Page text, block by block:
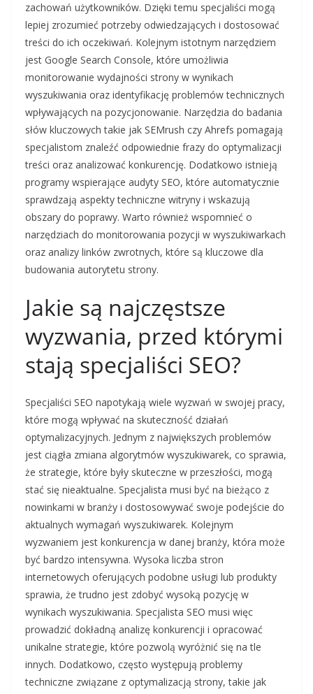
zachowań użytkowników. Dzięki temu specjaliści mogą
lepiej zrozumieć potrzeby odwiedzających i dostosować
treści do ich oczekiwań. Kolejnym istotnym narzędziem
jest Google Search Console, które umożliwia
monitorowanie wydajności strony w wynikach
wyszukiwania oraz identyfikację problemów technicznych
wpływających na pozycjonowanie. Narzędzia do badania
słów kluczowych takie jak SEMrush czy Ahrefs pomagają
specjalistom znaleźć odpowiednie frazy do optymalizacji
treści oraz analizować konkurencję. Dodatkowo istnieją
programy wspierające audyty SEO, które automatycznie
sprawdzają aspekty techniczne witryny i wskazują
obszary do poprawy. Warto również wspomnieć o
narzędziach do monitorowania pozycji w wyszukiwarkach
oraz analizy linków zwrotnych, które są kluczowe dla
budowania autorytetu strony.
Jakie są najczęstsze
wyzwania, przed którymi
stają specjaliści SEO?
Specjaliści SEO napotykają wiele wyzwań w swojej pracy,
które mogą wpływać na skuteczność działań
optymalizacyjnych. Jednym z największych problemów
jest ciągła zmiana algorytmów wyszukiwarek, co sprawia,
że strategie, które były skuteczne w przeszłości, mogą
stać się nieaktualne. Specjalista musi być na bieżąco z
nowinkami w branży i dostosowywać swoje podejście do
aktualnych wymagań wyszukiwarek. Kolejnym
wyzwaniem jest konkurencja w danej branży, która może
być bardzo intensywna. Wysoka liczba stron
internetowych oferujących podobne usługi lub produkty
sprawia, że trudno jest zdobyć wysoką pozycję w
wynikach wyszukiwania. Specjalista SEO musi więc
prowadzić dokładną analizę konkurencji i opracować
unikalne strategie, które pozwolą wyróżnić się na tle
innych. Dodatkowo, często występują problemy
techniczne związane z optymalizacją strony, takie jak